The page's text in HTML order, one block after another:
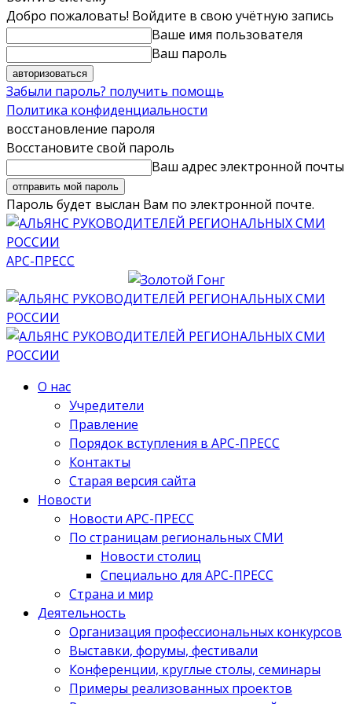
Добро пожаловать! Войдите в свою учётную запись
Ваше имя пользователя
Ваш пароль
Забыли пароль? получить помощь
Политика конфиденциальности
восстановление пароля
Восстановите свой пароль
Ваш адрес электронной почты
Пароль будет выслан Вам по электронной почте.
АРС-ПРЕСС
О нас
Учредители
Правление
Порядок вступления в АРС-ПРЕСС
Контакты
Старая версия сайта
Новости
Новости АРС-ПРЕСС
По страницам региональных СМИ
Новости столиц
Специально для АРС-ПРЕСС
Страна и мир
Деятельность
Организация профессиональных конкурсов
Выставки, форумы, фестивали
Конференции, круглые столы, семинары
Примеры реализованных проектов